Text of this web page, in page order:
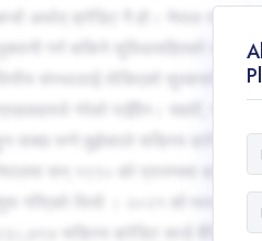
अर्थात् क्रेडिट नै हो। नेपाल राष्ट्र
गर्न सकिने सुविधासहितको कार्ड
संस्थालाई तोकिएको शुल्कसहित
गरेको पाइँदैन। यद्यपी,
सक्छ भन्ने बुझेकाले सक्रिय क्रेडिट
सन् १९९० को प्रारम्भमा क्रेडिट
गरिएको थियो । २०२१ को मध्य
२३८,७९४ सक्रिय क्रेडिट कार्ड बैंकिङ